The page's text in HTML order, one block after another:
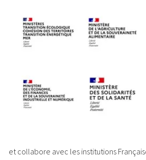
et collabore avec les institutions